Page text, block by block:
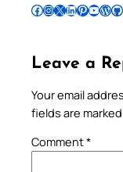
Follow Pradeep on Facebook Follow Pradeep on InstagramFollow Pradeep on X Follow Pradeep on LinkedIn Follow Pradeep on Pinterest Subscribe to Pradeep’s Youtube Channel Follow Pradeep on WordPress Follow Pradeep on GitHub
Leave a
Your email
fields are marked
Comment*